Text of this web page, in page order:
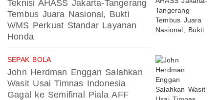
Teknisi AHASS Jakarta-Tangerang
Tembus Juara Nasional, Bukti
WMS Perkuat Standar Layanan
Honda
SEPAK BOLA
John Herdman Enggan Salahkan
Wasit Usai Timnas Indonesia
Gagal ke Semifinal Piala AFF